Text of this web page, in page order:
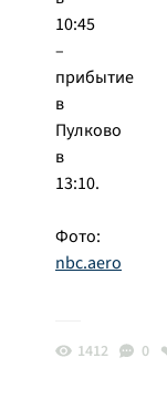
10:45
–
прибытие
в
Пулково
в
13:10.
Фото:
nbc.aero
1412 0